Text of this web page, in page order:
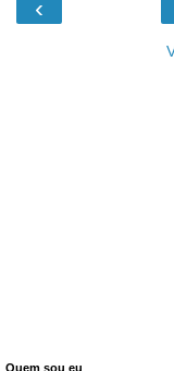
‹
Quem sou eu